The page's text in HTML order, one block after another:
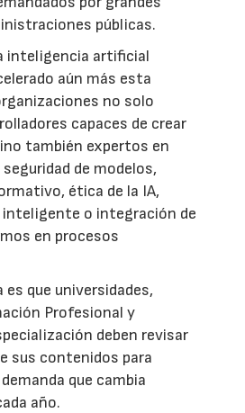
públicas.
inteligencia artificial
aún más esta
no solo
capaces de crear
también expertos en
de modelos,
ética de la IA,
o integración de
en procesos
es que universidades,
Profesional y
deben revisar
sus contenidos para
que cambia
año.